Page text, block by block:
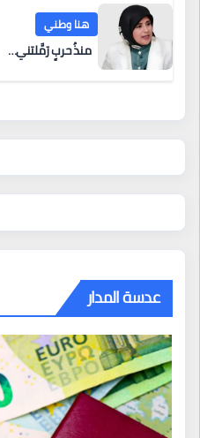
هنا وطني
منذُ حربٍ رَمَّلتني…
عدسة المدار